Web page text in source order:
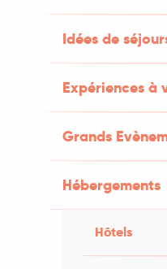
Idées de
Expériences à
Grands
Hébergements
Hôtels
mensuelle
réseaux !